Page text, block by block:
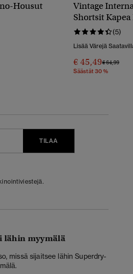
Housut
Vintage
Shortsit
(5)
Lisää Värejä
€ 45,49Hinta
€ 64,99
Säästät 30 %
TILAA
lähin myymälä
missä sijaitsee lähin Superdry-